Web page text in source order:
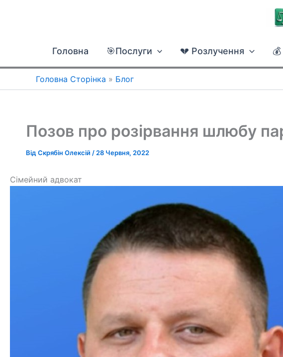
Головна 🎯Послуги 💔 Розлучення
Головна Сторінка » Блог
Позов про розірвання шлюбу
Від Скрябін Олексій / 28 Червня, 2022
Сімейний адвокат